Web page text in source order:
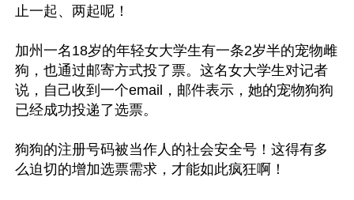
止一起、两起呢！
加州一名18岁的年轻女大学生有一条2岁半的宠物雌
狗，也通过邮寄方式投了票。这名女大学生对记者
说，自己收到一个email，邮件表示，她的宠物狗狗
已经成功投递了选票。
狗狗的注册号码被当作人的社会安全号！这得有多
么迫切的增加选票需求，才能如此疯狂啊！